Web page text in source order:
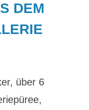
DEM
über 6